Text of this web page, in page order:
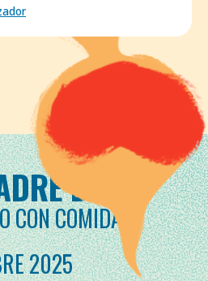
DAY
CON COMIDA
2025